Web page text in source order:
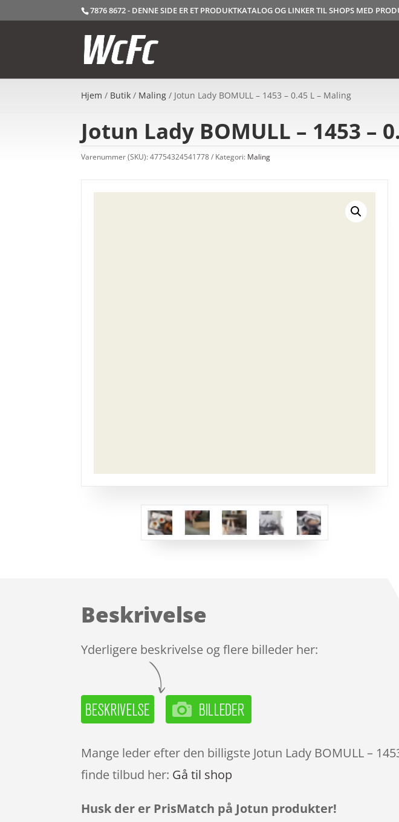
7876 8672 - DENNE SIDE ER ET PRODUKTKATALOG OG LINKER TIL SHOPS MED
Hjem / Butik / Maling / Jotun Lady BOMULL – 1453 – 0.45 L – Maling
Jotun Lady BOMULL – 1453 –
Varenummer (SKU):47754324541778 Kategori: Maling
Beskrivelse
Yderligere beskrivelse og flere billeder her:
Mange leder efter den billigste Jotun Lady BOMULL –
finde tilbud her: Gå til shop
Husk der er PrisMatch på Jotun produkter!